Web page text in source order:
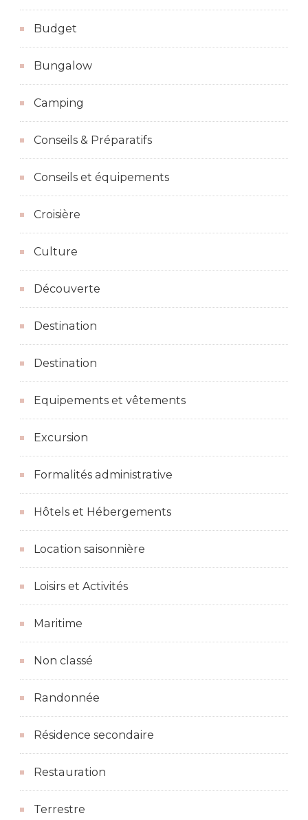
Budget
Bungalow
Camping
Conseils & Préparatifs
Conseils et équipements
Croisière
Culture
Découverte
Destination
Destination
Equipements et vêtements
Excursion
Formalités administrative
Hôtels et Hébergements
Location saisonnière
Loisirs et Activités
Maritime
Non classé
Randonnée
Résidence secondaire
Restauration
Terrestre